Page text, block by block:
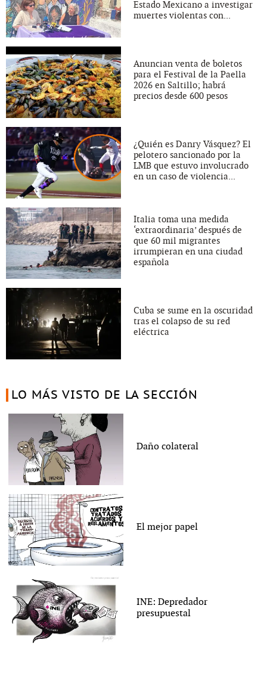
Estado Mexicano a investigar
muertes violentas con...
Anuncian venta de boletos
para el Festival de la Paella
2026 en Saltillo; habrá
precios desde 600 pesos
¿Quién es Danry Vásquez? El
pelotero sancionado por la
LMB que estuvo involucrado
en un caso de violencia...
Italia toma una medida
‘extraordinaria’ después de
que 60 mil migrantes
irrumpieran en una ciudad
española
Cuba se sume en la oscuridad
tras el colapso de su red
eléctrica
LO MÁS VISTO DE LA SECCIÓN
Daño colateral
El mejor papel
INE: Depredador
presupuestal